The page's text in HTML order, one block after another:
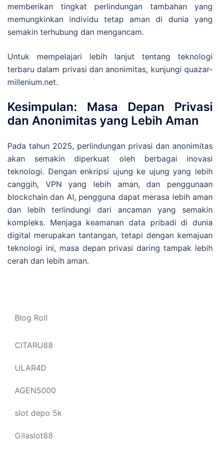
memberikan tingkat perlindungan tambahan yang
memungkinkan individu tetap aman di dunia yang
semakin terhubung dan mengancam.
Untuk mempelajari lebih lanjut tentang teknologi
terbaru dalam privasi dan anonimitas, kunjungi quazar-
millenium.net.
Kesimpulan: Masa Depan Privasi
dan Anonimitas yang Lebih Aman
Pada tahun 2025, perlindungan privasi dan anonimitas
akan semakin diperkuat oleh berbagai inovasi
teknologi. Dengan enkripsi ujung ke ujung yang lebih
canggih, VPN yang lebih aman, dan penggunaan
blockchain dan AI, pengguna dapat merasa lebih aman
dan lebih terlindungi dari ancaman yang semakin
kompleks. Menjaga keamanan data pribadi di dunia
digital merupakan tantangan, tetapi dengan kemajuan
teknologi ini, masa depan privasi daring tampak lebih
cerah dan lebih aman.
Blog Roll
CITARU88
ULAR4D
AGEN5000
slot depo 5k
Gilaslot88